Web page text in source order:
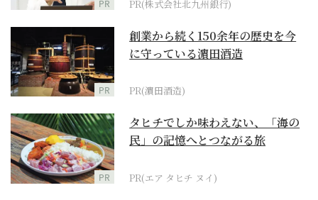
PR PR(株式会社北九州銀行)
PR
創業から続く150余年の歴史を今
に守っている濵田酒造
PR(濵田酒造)
PR
タヒチでしか味わえない、「海の
民」の記憶へとつながる旅
PR(エア タヒチ ヌイ)